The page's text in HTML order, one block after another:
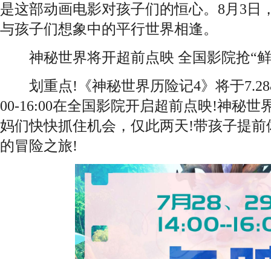
是这部动画电影对孩子们的恒心。8月3日
与孩子们想象中的平行世界相逢。
神秘世界将开超前点映 全国影院抢“
划重点!《神秘世界历险记4》将于
00-16:00在全国影院开启超前点映!神秘世
妈们快快抓住机会，仅此两天!带孩子提
的冒险之旅!